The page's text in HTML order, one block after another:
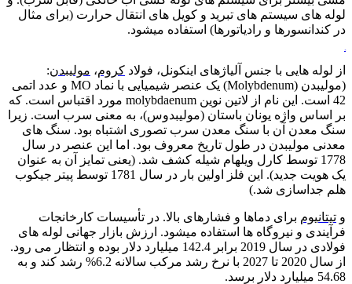
لوله های سیستم های تبرید و کویل های انتقال حرارت (برای مثال
در کندانسورها و رادیاتورها) استفاده میشود.
از لوله هایی با جنس آلیاژهای اینکونل، فولاد کروم، مولیبدن:
(مولیبدن (Molybdenum) یک عنصر شیمیایی با نماد MO و عدد اتمی
42 است. این نام از لاتین نوین molybdaenum مورد اقتباس است. که
بر اساس واژه یونان باستان (مولیبدوس)، به معنی سرب است. زیرا
سنگ معدن آن با سنگ معدن سرب تصوری اشتباه بود. سنگ های
معدنی مولیبدن در طول تاریخ معروف بود. اما این عنصر در سال
1778 توسط کارل ویلهام شیله کشف شد. (یعنی تمایز آن به عنوان
یک هویت جدید). این فلز اولین بار در سال 1781 توسط پیتر جیکوب
هلم جداسازی شد.)
و تیتانیوم برای دماها و فشارهای بالا. در تأسیسات کارخانجات
فرآیندی و نیروگاه ها استفاده میشود. ارزش بازار جهانی لوله های
فولادی در سال 2019 برابر 142.4 میلیارد دلار بوده و انتظار می رود.
از سال 2020 تا 2027 با نرخ رشد مرکب سالانه 6.2% رشد کند و به
54.68 میلیارد دلار برسد.